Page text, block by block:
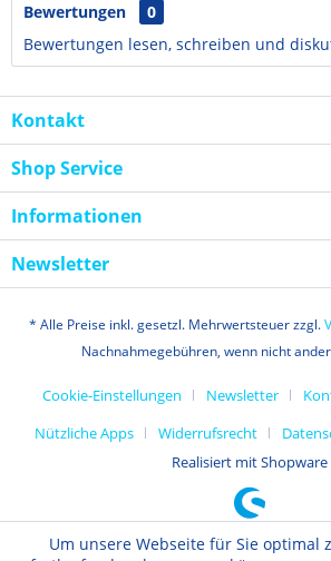
Bewertungen
0
Bewertungen lesen, schreiben und
Kontakt
Shop Service
Informationen
Newsletter
* Alle Preise inkl. gesetzl. Mehrwertsteuer zzgl.
Nachnahmegebühren, wenn nicht
Cookie-Einstellungen Newsletter
Nützliche Apps
Widerrufsrecht
Realisiert mit Shopware
Um unsere Webseite für Sie optimal